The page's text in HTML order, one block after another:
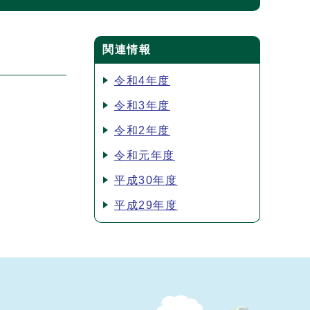
関連情報
令和4年度
令和3年度
令和2年度
令和元年度
平成30年度
平成29年度